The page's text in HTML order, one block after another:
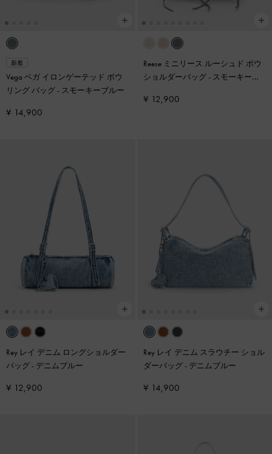
新着
Vega ベガ イロンゲーテッド ボウ
リング バッグ- スモーキーブルー
¥ 14,900
Reese ミニリース ルーシュド ボウ
ショルダーバッグ- スモーキーブ
¥ 12,900
Rey レイ デニム ロングショルダー
バッグ- デニムブルー
¥ 12,900
Rey レイ デニム スラウチー ショル
ダーバッグ- デニムブルー
¥ 14,900